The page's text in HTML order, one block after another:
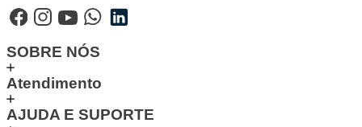
SOBRE NÓS
Atendimento
AJUDA E SUPORTE